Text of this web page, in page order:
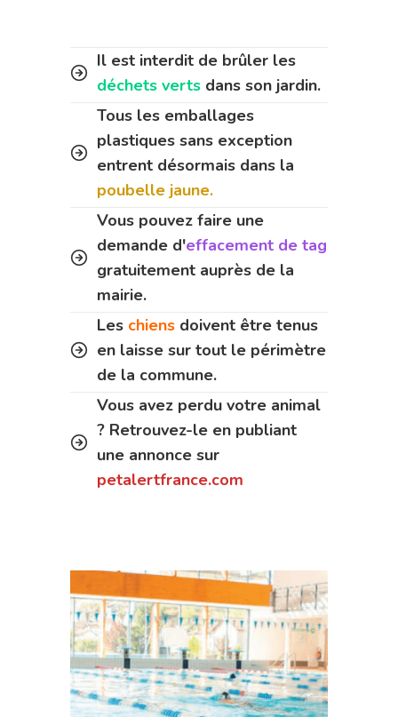
Il est interdit de brûler les
déchets verts dans son jardin.
Tous les emballages
plastiques sans exception
entrent désormais dans la
poubelle jaune.
Vous pouvez faire une
demande d'effacement de tag
gratuitement auprès de la
mairie.
Les chiens doivent être tenus
en laisse sur tout le périmètre
de la commune.
Vous avez perdu votre animal
? Retrouvez-le en publiant
une annonce sur
petalertfrance.com